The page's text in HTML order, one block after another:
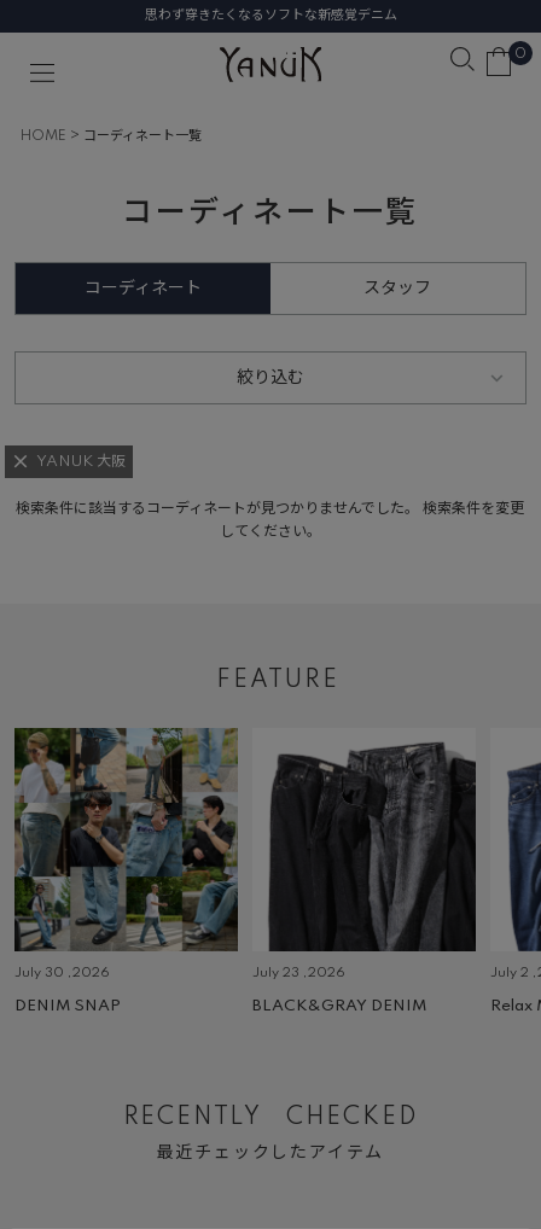
思わず穿きたくなるソフトな新感覚デニム
0
HOME コーディネート一覧
コーディネート一覧
コーディネート スタッフ
絞り込む
YANUK 大阪
検索条件に該当するコーディネートが見つかりませんでした。 検索条件を変更
してください。
FEATURE
July 30 ,2026
DENIM SNAP
July 23 ,2026
BLACK&GRAY DENIM
July 2
Relax
RECENTLY CHECKED
最近チェックしたアイテム